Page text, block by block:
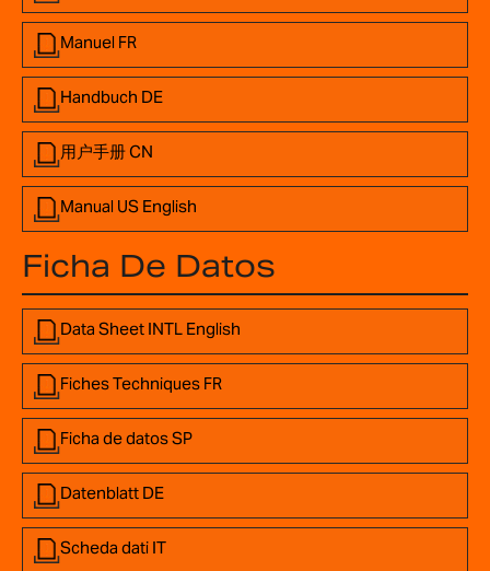
Manuel FR
Handbuch DE
用户手册 CN
Manual US English
Ficha De Datos
Data Sheet INTL English
Fiches Techniques FR
Ficha de datos SP
Datenblatt DE
Scheda dati IT